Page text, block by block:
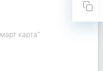
карта"